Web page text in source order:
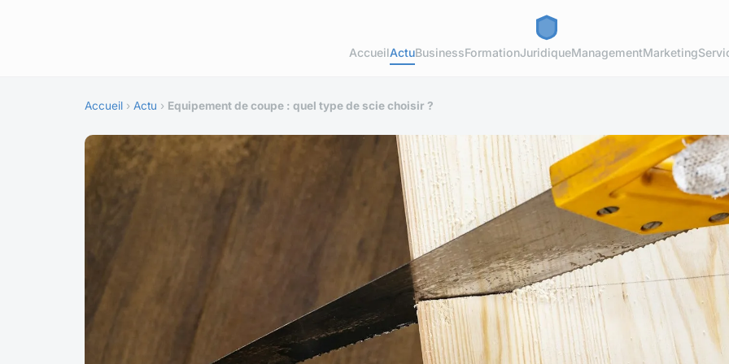
AccueilActuBusinessFormationJuridiqueManagementMarketing
Accueil › Actu › Equipement de coupe : quel type de scie choisir ?